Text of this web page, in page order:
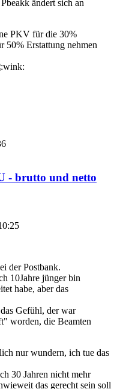
ändert sich an
PKV für die 30%
50% Erstattung nehmen
- brutto und netto
der Postbank.
10Jahre jünger bin
habe, aber das
Gefühl, der war
worden, die Beamten
nur wundern, ich tue das
30 Jahren nicht mehr
das gerecht sein soll